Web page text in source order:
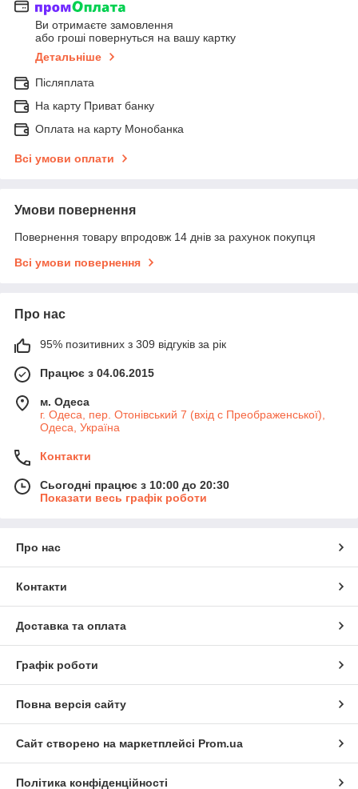
Ви отримаєте замовлення
або гроші повернуться на вашу картку
Детальніше
Післяплата
На карту Приват банку
Оплата на карту Монобанка
Всі умови оплати
Умови повернення
Повернення товару впродовж 14 днів за рахунок покупця
Всі умови повернення
Про нас
95% позитивних з 309 відгуків за рік
Працює з 04.06.2015
м. Одеса
г. Одеса, пер. Отонівський 7 (вхід с Преображенської),
Одеса, Україна
Контакти
Сьогодні працює з 10:00 до 20:30
Показати весь графік роботи
Про нас
Контакти
Доставка та оплата
Графік роботи
Повна версія сайту
Сайт створено на маркетплейсі Prom.ua
Політика конфіденційності